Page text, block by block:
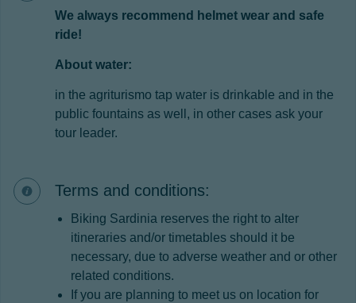
We always recommend helmet wear and safe
ride!
About water:
in the agriturismo tap water is drinkable and in the
public fountains as well, in other cases ask your
tour leader.
Terms and conditions:
Biking Sardinia reserves the right to alter
itineraries and/or timetables should it be
necessary, due to adverse weather and or other
related conditions.
If you are planning to meet us on location for